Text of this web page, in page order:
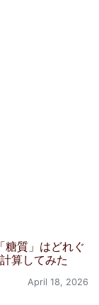
糖質」はどれぐ
算してみた
April 18, 2026